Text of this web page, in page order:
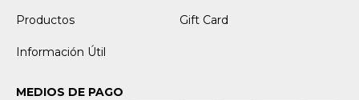
Productos
Gift Card
Información Útil
MEDIOS DE PAGO